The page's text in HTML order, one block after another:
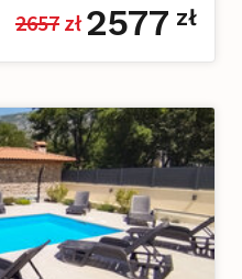
2657 zł 2577 zł